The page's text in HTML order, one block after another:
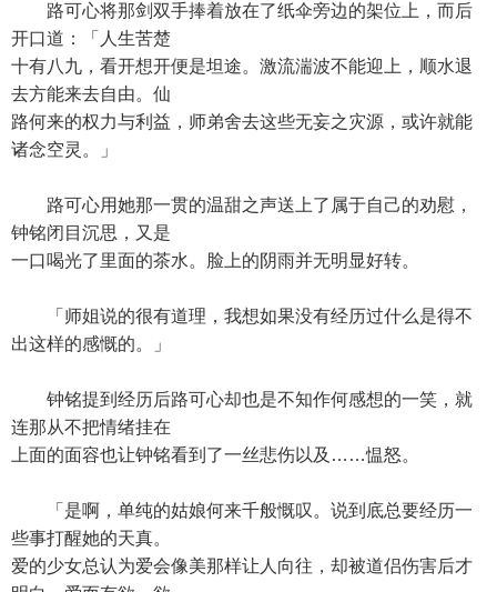
路可心将那剑双手捧着放在了纸伞旁边的架位上，而后
开口道：「人生苦楚
十有八九，看开想开便是坦途。激流湍波不能迎上，顺水退
去方能来去自由。仙
路何来的权力与利益，师弟舍去这些无妄之灾源，或许就能
诸念空灵。」
路可心用她那一贯的温甜之声送上了属于自己的劝慰，
钟铭闭目沉思，又是
一口喝光了里面的茶水。脸上的阴雨并无明显好转。
「师姐说的很有道理，我想如果没有经历过什么是得不
出这样的感慨的。」
钟铭提到经历后路可心却也是不知作何感想的一笑，就
连那从不把情绪挂在
上面的面容也让钟铭看到了一丝悲伤以及……愠怒。
「是啊，单纯的姑娘何来千般慨叹。说到底总要经历一
些事打醒她的天真。
爱的少女总认为爱会像美那样让人向往，却被道侣伤害后才